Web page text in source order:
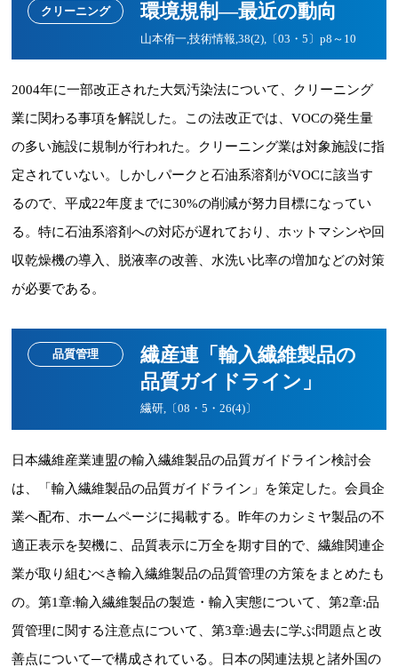
クリーニング 環境規制―最近の動向
山本侑一,技術情報,38(2),〔03・5〕p8～10
2004年に一部改正された大気汚染法について、クリーニング
業に関わる事項を解説した。この法改正では、VOCの発生量
の多い施設に規制が行われた。クリーニング業は対象施設に指
定されていない。しかしパークと石油系溶剤がVOCに該当す
るので、平成22年度までに30%の削減が努力目標になってい
る。特に石油系溶剤への対応が遅れており、ホットマシンや回
収乾燥機の導入、脱液率の改善、水洗い比率の増加などの対策
が必要である。
品質管理
繊産連「輸入繊維製品の
品質ガイドライン」
繊研,〔08・5・26(4)〕
日本繊維産業連盟の輸入繊維製品の品質ガイドライン検討会
は、「輸入繊維製品の品質ガイドライン」を策定した。会員企
業へ配布、ホームページに掲載する。昨年のカシミヤ製品の不
適正表示を契機に、品質表示に万全を期す目的で、繊維関連企
業が取り組むべき輸入繊維製品の品質管理の方策をまとめたも
の。第1章:輸入繊維製品の製造・輸入実態について、第2章:品
質管理に関する注意点について、第3章:過去に学ぶ問題点と改
善点について─で構成されている。日本の関連法規と諸外国の